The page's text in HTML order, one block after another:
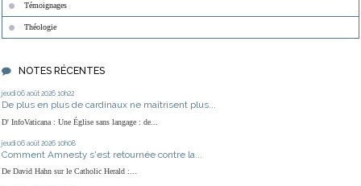
Témoignages
Théologie
NOTES RÉCENTES
jeudi 06 août 2026 10h22
De plus en plus de cardinaux ne maîtrisent plus...
D' InfoVaticana : Une Église sans langage : de...
jeudi 06 août 2026 10h08
Comment Amnesty s'est retournée contre la...
De David Hahn sur le Catholic Herald :...